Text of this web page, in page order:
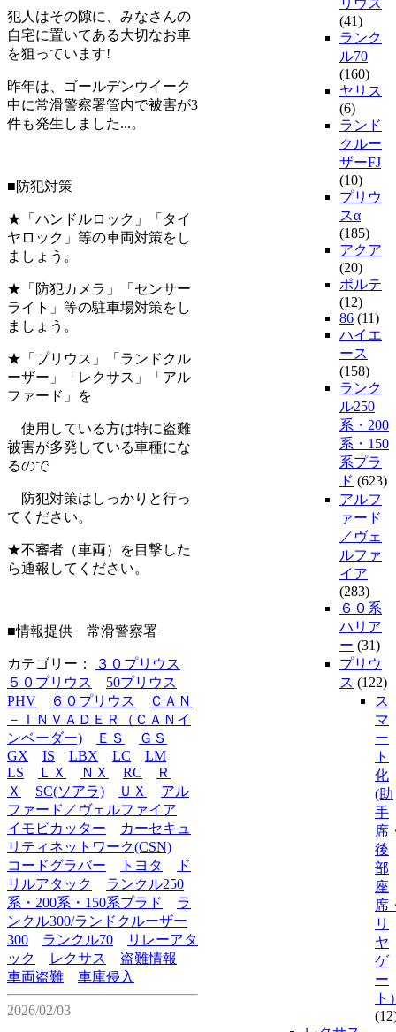
犯人はその隙に、みなさんの
自宅に置いてある大切なお車
を狙っています!
昨年は、ゴールデンウイーク
中に常滑警察署管内で被害が3
件も発生しました...。
■防犯対策
★「ハンドルロック」「タイ
ヤロック」等の車両対策をし
ましょう。
★「防犯カメラ」「センサー
ライト」等の駐車場対策をし
ましょう。
★「プリウス」「ランドクル
ーザー」「レクサス」「アル
ファード」を
使用している方は特に盗難
被害が多発している車種にな
るので
防犯対策はしっかりと行っ
てください。
★不審者（車両）を目撃した
ら通報してください。
■情報提供 常滑警察署
カテゴリー：
３０プリウス
５０プリウス
50プリウス
PHV
６０プリウス
ＣＡＮ
－ＩＮＶＡＤＥＲ（ＣＡＮイ
ンベーダー)
ＥＳ
ＧＳ
GX
IS LBX LC
LM
LS
ＬＸ ＮＸ RC
Ｒ
Ｘ
SC(ソアラ) ＵＸ
アル
ファード／ヴェルファイア
イモビカッター
カーセキュ
リティネットワーク(CSN)
コードグラバー
トヨタ
ド
リルアタック
ランクル250
系・200系・150系プラド
ラ
ンクル300/ランドクルーザー
300
ランクル70
リレーアタ
ック
レクサス
盗難情報
車両盗難
車庫侵入
2026/02/03
リウス
(41)
ランク
ル70
(160)
ヤリス
(6)
ランド
クルー
ザーFJ
(10)
プリウ
スα
(185)
アクア
(20)
ポルテ
(12)
86 (11)
ハイエ
ース
(158)
ランク
ル250
系・200
系・150
系プラ
ド (623)
アルフ
ァード
／ヴェ
ルファ
イア
(283)
６０系
ハリア
ー (31)
プリウ
ス (122)
ス
マ
ー
ト
化
(助
手
席
後
部
座
席
リ
ヤ
ゲ
ー
ト